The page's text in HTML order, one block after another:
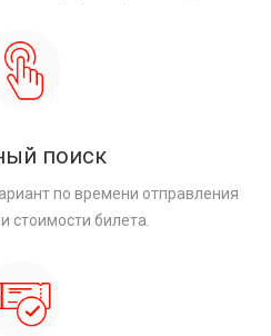
поиск
по времени отправления
стоимости билета.